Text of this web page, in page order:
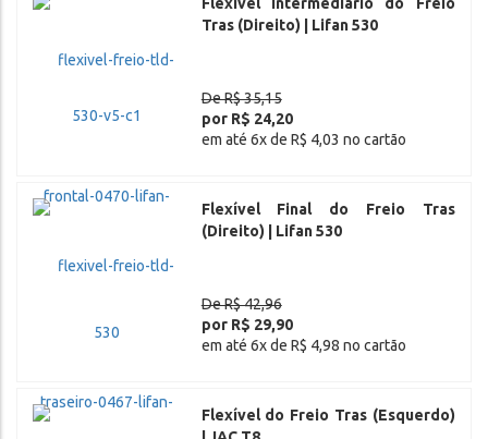
Tras (Direito) | Lifan 530
De R$ 35,15
por R$ 24,20
em até 6x de R$ 4,03 no cartão
Flexível Final do Freio Tras
(Direito) | Lifan 530
De R$ 42,96
por R$ 29,90
em até 6x de R$ 4,98 no cartão
Flexível do Freio Tras (Esquerdo)